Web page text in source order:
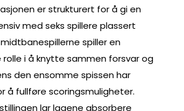
er strukturert for å gi en
med seks spillere plassert
spiller en
rolle i å knytte sammen forsvar og
den ensomme spissen har
å fullføre scoringsmuligheter.
lar lagene absorbere